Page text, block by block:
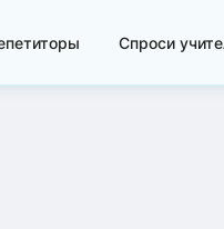
Спроси